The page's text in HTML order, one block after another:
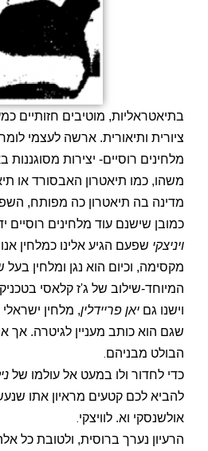
בתיאטראליות, מוטיבים חזותיים
ציורית ותיאורית. ארשה לעצמי
מלחינים רוסיים- יצירות מסוגננות
משהו, כמו תיאטרון האבסורד או
מדינה בה תיאטרון כה מפותח,
כמובן שישנם עוד מלחינים רוסיים
ויניצקי שפעם הגיע אלינו כמלחין
מקסימה, וכיום הוא נגן ומלחין
המיוחד-שילוב של ג'ז קלאסי
וישנו גם יאן פריידלין, מלחין ישראלי
שגם הוא כותב מעניין לגיטרה. אך
הבולט מבניהם.
כדי לחדור ולו במעט אל עולמו של
להביא לכם קטעים מראיון אתו
אולשנסקי וא. לוויצקי.
הרעיון נערך ברוסית, ולטובת כל